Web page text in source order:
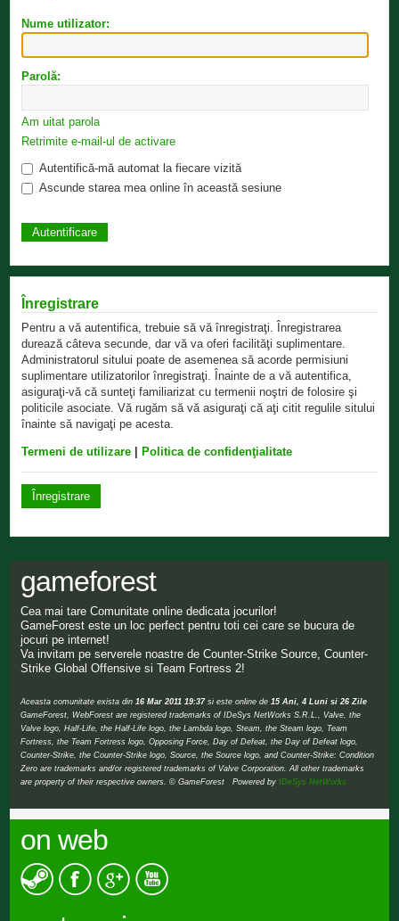
Nume utilizator:
Parolă:
Am uitat parola
Retrimite e-mail-ul de activare
Autentifică-mă automat la fiecare vizită
Ascunde starea mea online în această sesiune
Înregistrare
Pentru a vă autentifica, trebuie să vă înregistraţi. Înregistrarea
durează câteva secunde, dar vă va oferi facilităţi suplimentare.
Administratorul sitului poate de asemenea să acorde permisiuni
suplimentare utilizatorilor înregistraţi. Înainte de a vă autentifica,
asiguraţi-vă că sunteţi familiarizat cu termenii noştri de folosire şi
politicile asociate. Vă rugăm să vă asiguraţi că aţi citit regulile sitului
înainte să navigaţi pe acesta.
Termeni de utilizare Politica de confidenţialitate
Înregistrare
gameforest
Cea mai tare Comunitate online dedicata jocurilor!
GameForest este un loc perfect pentru toti cei care se bucura de
jocuri pe internet!
Va invitam pe serverele noastre de Counter-Strike Source, Counter-
Strike Global Offensive si Team Fortress 2!
Aceasta comunitate exista din 16 Mar 2011 19:37si este online de 15 Ani, 4 Luni si 26 Zile
GameForest, WebForest are registered trademarks of IDeSys NetWorks S.R.L., Valve, the
Valve logo, Half-Life, the Half-Life logo, the Lambda logo, Steam, the Steam logo, Team
Fortress, the Team Fortress logo, Opposing Force, Day of Defeat, the Day of Defeat logo,
Counter-Strike, the Counter-Strike logo, Source, the Source logo, and Counter-Strike: Condition
Zero are trademarks and/or registered trademarks of Valve Corporation. All other trademarks
are property of their respective owners. © GameForest Powered byIDeSys NetWorks
on web